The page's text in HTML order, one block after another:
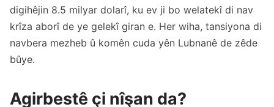
digihêjin 8.5 milyar dolarî, ku ev ji bo welatekî di nav
krîza aborî de ye gelekî giran e. Her wiha, tansiyona di
navbera mezheb û komên cuda yên Lubnanê de zêde
bûye.
Agirbestê çi nîşan da?